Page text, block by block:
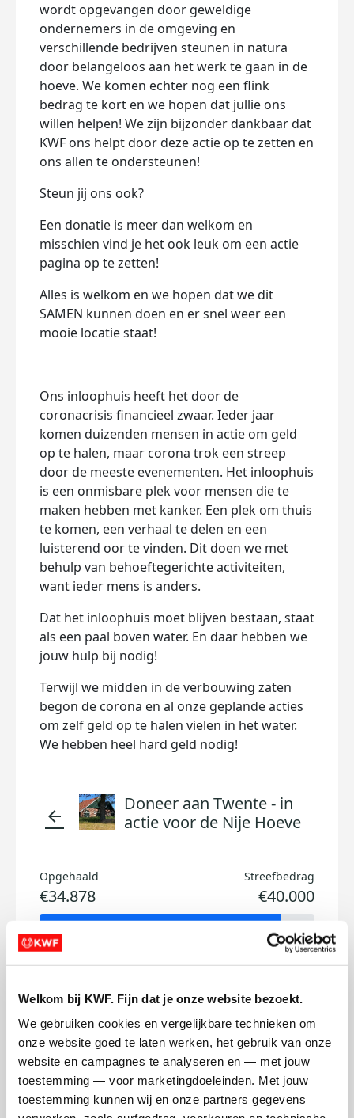
Welkom bij KWF. Fijn dat je onze website bezoekt.
We gebruiken cookies en vergelijkbare technieken om
onze website goed te laten werken, het gebruik van onze
website en campagnes te analyseren en — met jouw
toestemming — voor marketingdoeleinden. Met jouw
toestemming kunnen wij en onze partners gegevens
wordt opgevangen door geweldige
ondernemers in de omgeving en
verschillende bedrijven steunen in natura
door belangeloos aan het werk te gaan in de
hoeve. We komen echter nog een flink
bedrag te kort en we hopen dat jullie ons
willen helpen! We zijn bijzonder dankbaar dat
KWF ons helpt door deze actie op te zetten en
ons allen te ondersteunen!
Steun jij ons ook?
Een donatie is meer dan welkom en
misschien vind je het ook leuk om een actie
pagina op te zetten!
Alles is welkom en we hopen dat we dit
SAMEN kunnen doen en er snel weer een
mooie locatie staat!
Ons inloophuis heeft het door de
coronacrisis financieel zwaar. Ieder jaar
komen duizenden mensen in actie om geld
op te halen, maar corona trok een streep
door de meeste evenementen. Het inloophuis
is een onmisbare plek voor mensen die te
maken hebben met kanker. Een plek om thuis
te komen, een verhaal te delen en een
luisterend oor te vinden. Dit doen we met
behulp van behoeftegerichte activiteiten,
want ieder mens is anders.
Dat het inloophuis moet blijven bestaan, staat
als een paal boven water. En daar hebben we
jouw hulp bij nodig!
Terwijl we midden in de verbouwing zaten
begon de corona en al onze geplande acties
om zelf geld op te halen vielen in het water.
We hebben heel hard geld nodig!
arrow_back
Doneer aan Twente - in
actie voor de Nije Hoeve
Opgehaald
€34.878
Streefbedrag
€40.000
100 75 50
25 15 Anders